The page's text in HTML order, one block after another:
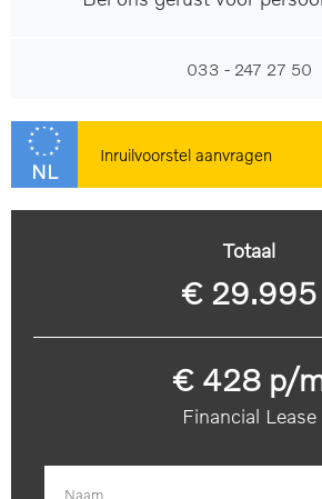
Regensensor
achter
Stuurbekrachtiging
snelheidsafhankelijk
afwerking
Lederen versnellingspook
TOON MEER
033 - 247 27 50
NL
Inruilvoorstel aanvragen
Totaal
€ 29.995
€ 428 p/
Financial Lease